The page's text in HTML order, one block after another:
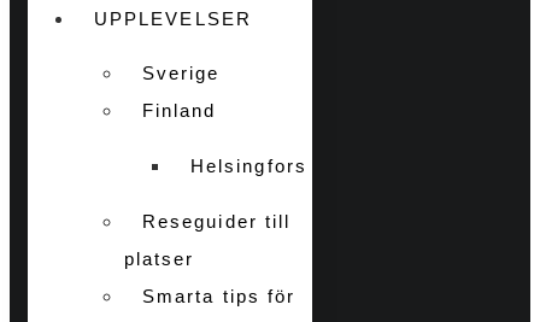
UPPLEVELSER
Sverige
Finland
Helsingfors
Reseguider till
platser
Smarta tips för